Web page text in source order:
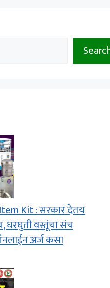
Kit : सरकार देतय
घरघुती वस्तूंचा संच
अर्ज कसा